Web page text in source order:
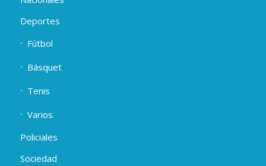
Deportes
Fútbol
Básquet
Tenis
Varios
Policiales
Sociedad